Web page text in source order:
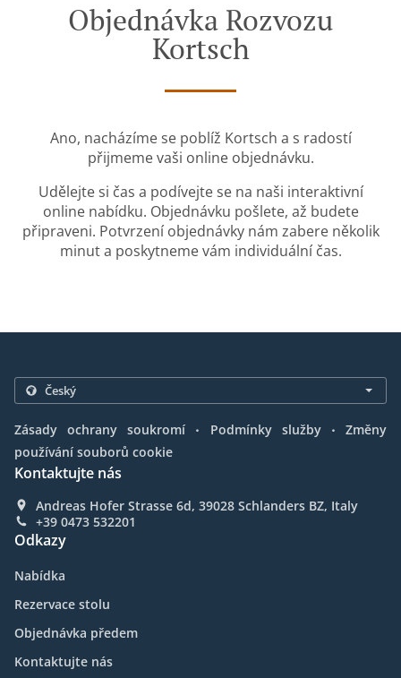
Objednávka Rozvozu
Kortsch
Ano, nacházíme se poblíž Kortsch a s radostí
přijmeme vaši online objednávku.
Udělejte si čas a podívejte se na naši interaktivní
online nabídku. Objednávku pošlete, až budete
připraveni. Potvrzení objednávky nám zabere několik
minut a poskytneme vám individuální čas.
Zásady ochrany soukromí . Podmínky služby .
Změny
používání souborů cookie
Kontaktujte nás
Andreas Hofer Strasse 6d, 39028 Schlanders BZ, Italy
+39 0473 532201
Odkazy
Nabídka
Rezervace stolu
Objednávka předem
Kontaktujte nás